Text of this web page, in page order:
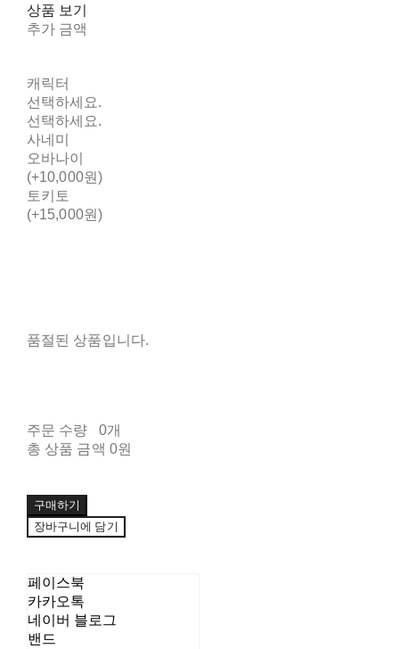
상품 보기
추가 금액
캐릭터
선택하세요.
선택하세요.
사네미
오바나이
(+10,000원)
토키토
(+15,000원)
품절된 상품입니다.
주문 수량
0개
총 상품 금액 0원
구매하기
장바구니에 담기
페이스북
카카오톡
네이버 블로그
밴드